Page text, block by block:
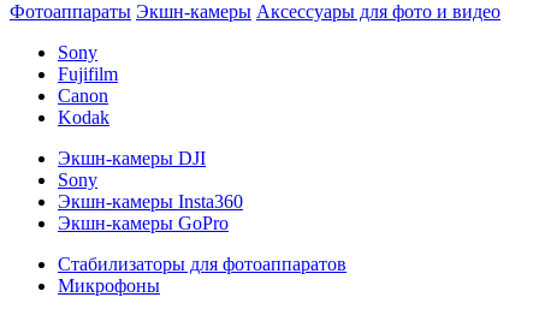
Фотоаппараты Экшн-камеры Аксессуары для фото и видео
Sony
Fujifilm
Canon
Kodak
Экшн-камеры DJI
Sony
Экшн-камеры Insta360
Экшн-камеры GoPro
Стабилизаторы для фотоаппаратов
Микрофоны